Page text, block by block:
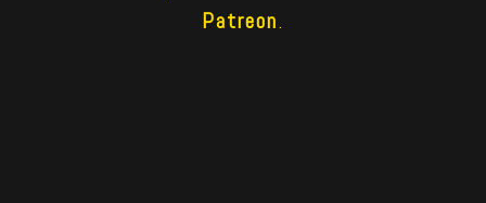
Patreon.